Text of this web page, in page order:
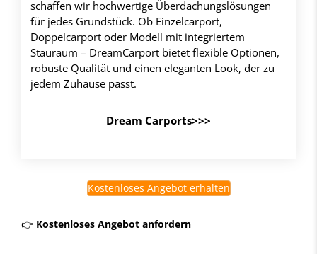
schaffen wir hochwertige Überdachungslösungen
für jedes Grundstück. Ob Einzelcarport,
Doppelcarport oder Modell mit integriertem
Stauraum – DreamCarport bietet flexible Optionen,
robuste Qualität und einen eleganten Look, der zu
jedem Zuhause passt.
Dream Carports>>>
Kostenloses Angebot erhalten
👉 Kostenloses Angebot anfordern